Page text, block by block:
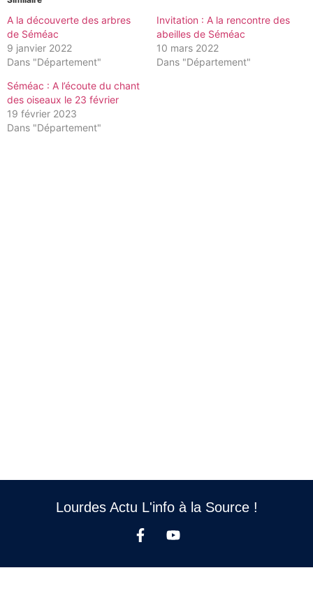
A la découverte des arbres
de Séméac
9 janvier 2022
Dans "Département"
Invitation : A la rencontre des
abeilles de Séméac
10 mars 2022
Dans "Département"
Séméac : A l’écoute du chant
des oiseaux le 23 février
19 février 2023
Dans "Département"
Lourdes Actu L'info à la Source !